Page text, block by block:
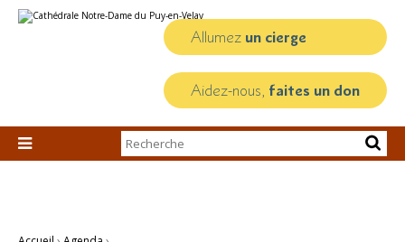
au
personnels
Allumez un cierge
Aidez-nous, faites un don

Chercher par
Recherche